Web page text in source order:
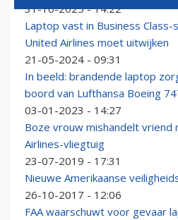
31-10-2025 - 14:22
Laptop vast in Business
United Airlines moet uitwijken
21-05-2024 - 09:31
In beeld: brandende laptop
boord van Lufthansa Boeing
03-01-2023 - 14:27
Boze vrouw mishandelt vriend
Airlines-vliegtuig
23-07-2019 - 17:31
Nieuwe Amerikaanse
26-10-2017 - 12:06
FAA waarschuwt voor gevaar